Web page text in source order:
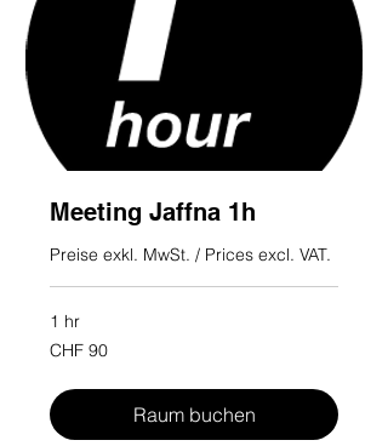
Meeting Jaffna 1h
Preise exkl. MwSt. / Prices excl. VAT.
1 hr
90
Swiss
CHF 90
Raum buchen